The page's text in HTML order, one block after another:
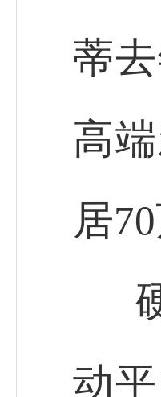
蒂
高
居
动